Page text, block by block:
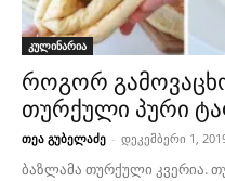
კულინარია
როგორ
თურქული პური
თეა გუბელაძე - დეკემბერი 1,
ბაზლამა თურქული კვერია.